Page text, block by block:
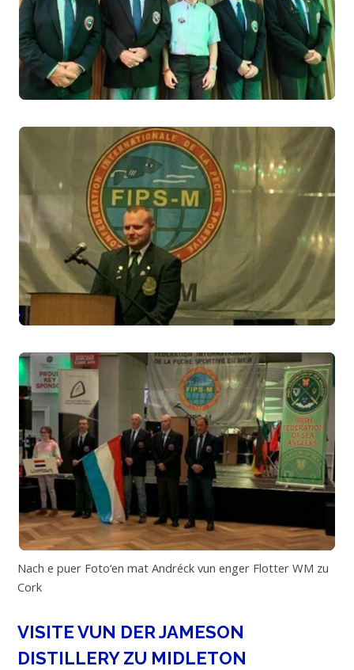
Nach e puer Foto‘en mat Andréck vun enger Flotter WM zu
Cork
VISITE VUN DER JAMESON
DISTILLERY ZU MIDLETON